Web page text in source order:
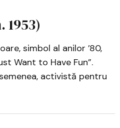
1953)
simbol al anilor ’80,
Want to Have Fun”.
activistă pentru